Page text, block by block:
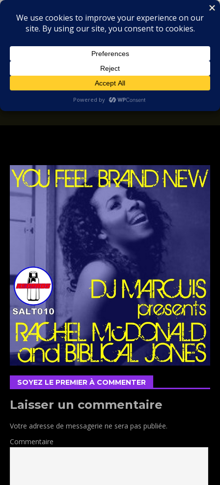
MIX
COLLECTORS
SOULFUL, DEEP HOUSE & GARAGE - MUSIC
SOYEZ LE PREMIER À COMMENTER
Laisser un commentaire
Votre adresse de messagerie ne sera pas publiée.
Commentaire